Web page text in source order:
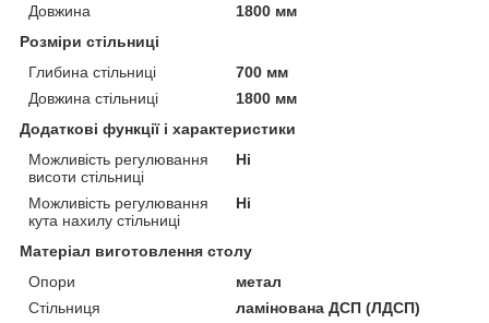
Довжина
1800 мм
Розміри стільниці
Глибина стільниці
700 мм
Довжина стільниці
1800 мм
Додаткові функції і характеристики
Можливість регулювання
висоти стільниці
Ні
Можливість регулювання
кута нахилу стільниці
Ні
Матеріал виготовлення столу
Опори
метал
Стільниця
ламінована ДСП (ЛДСП)